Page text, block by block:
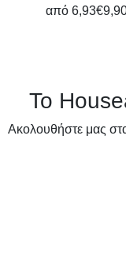
από 6,93€
Το
Ακολουθήστε μας